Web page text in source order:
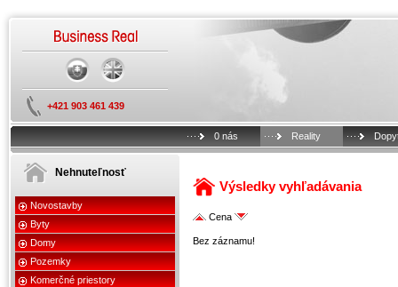
+421 903 461 439
0 nás Reality
Nehnuteľnosť
Novostavby
Byty
Domy
Pozemky
Komerčné priestory
Výsledky vyhľadávania
Cena
Bez záznamu!